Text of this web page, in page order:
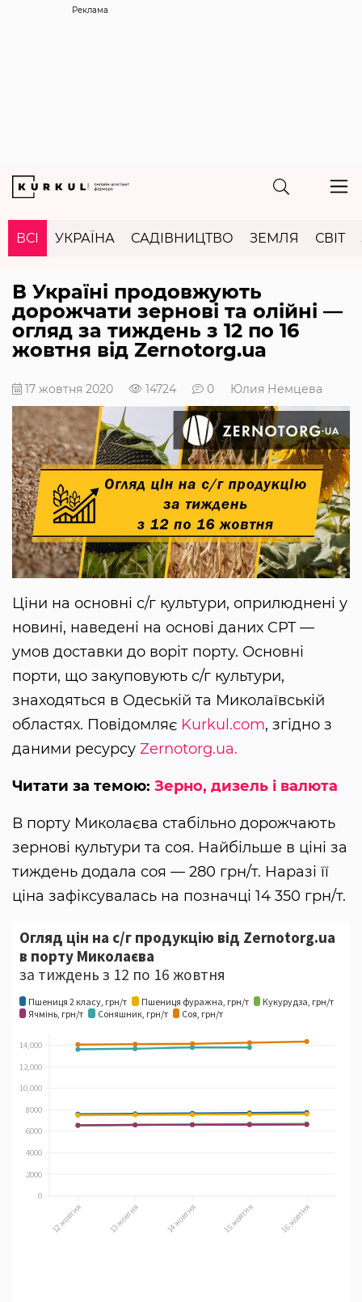
Реклама
ВСІ УКРАЇНА САДІВНИЦТВО ЗЕМЛЯ СВІТ
В Україні продовжують
дорожчати зернові та олійні —
огляд за тиждень з 12 по 16
жовтня від Zernotorg.ua
17 жовтня 2020 14724 0 Юлия Немцева
Ціни на основні с/г культури, оприлюднені у
новині, наведені на основі даних CPT —
умов доставки до воріт порту. Основні
порти, що закуповують с/г культури,
знаходяться в Одеській та Миколаївській
областях. Повідомляє Kurkul.com, згідно з
даними ресурсу Zernotorg.ua.
Читати за темою: Зерно, дизель і валюта
В порту Миколаєва стабільно дорожчають
зернові культури та соя. Найбільше в ціні за
тиждень додала соя — 280 грн/т. Наразі її
ціна зафіксувалась на позначці 14 350 грн/т.